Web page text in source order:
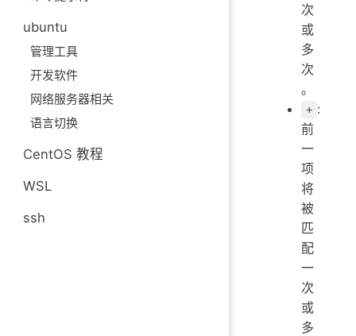
ubuntu
管理工具
开发软件
网络服务器相关
语言切换
CentOS 教程
WSL
ssh
次
或
多
次
。
+ :
前
一
项
将
被
匹
配
一
次
或
多